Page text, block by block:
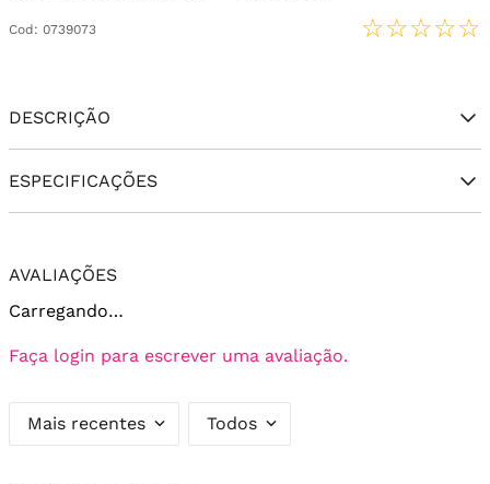
Cod : 0739073 ☆☆☆☆☆
DESCRIÇÃO
ESPECIFICAÇÕES
AVALIAÇÕES
Carregando…
Faça login para escrever uma avaliação.
Mais recentes Todos